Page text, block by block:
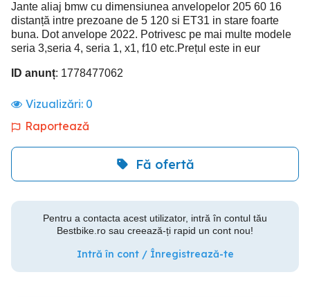
Jante aliaj bmw cu dimensiunea anvelopelor 205 60 16
distanță intre prezoane de 5 120 si ET31 in stare foarte
buna. Dot anvelope 2022. Potrivesc pe mai multe modele
seria 3,seria 4, seria 1, x1, f10 etc.Prețul este in eur
ID anunț: 1778477062
Vizualizări: 0
Raportează
Fă ofertă
Pentru a contacta acest utilizator, intră în contul tău
Bestbike.ro sau creează-ți rapid un cont nou!
Intră în cont / Înregistrează-te